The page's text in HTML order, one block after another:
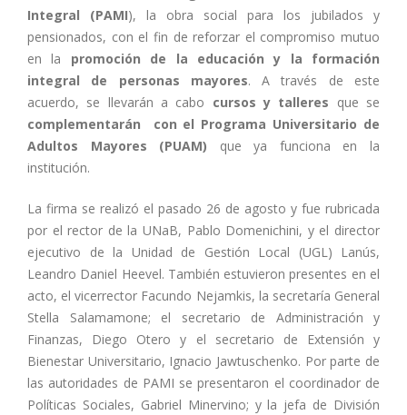
Integral (PAMI), la obra social para los jubilados y
pensionados, con el fin de reforzar el compromiso mutuo
en la promoción de la educación y la formación
integral de personas mayores. A través de este
acuerdo, se llevarán a cabo cursos y talleres que se
complementarán con el Programa Universitario de
Adultos Mayores (PUAM) que ya funciona en la
institución.
La firma se realizó el pasado 26 de agosto y fue rubricada
por el rector de la UNaB, Pablo Domenichini, y el director
ejecutivo de la Unidad de Gestión Local (UGL) Lanús,
Leandro Daniel Heevel. También estuvieron presentes en el
acto, el vicerrector Facundo Nejamkis, la secretaría General
Stella Salamamone; el secretario de Administración y
Finanzas, Diego Otero y el secretario de Extensión y
Bienestar Universitario, Ignacio Jawtuschenko. Por parte de
las autoridades de PAMI se presentaron el coordinador de
Políticas Sociales, Gabriel Minervino; y la jefa de División